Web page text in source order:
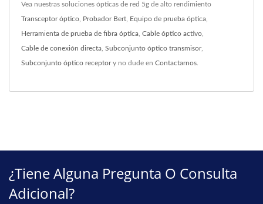
Vea nuestras soluciones ópticas de red 5g de alto rendimiento
Transceptor óptico Probador Bert Equipo de prueba óptica
Herramienta de prueba de fibra óptica Cable óptico activo
Cable de conexión directa Subconjunto óptico transmisor,
Subconjunto óptico receptory no dude en Contactarnos
¿Tiene Alguna Pregunta O Consulta
Adicional?